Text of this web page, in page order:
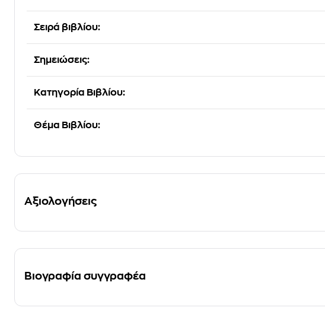
Σειρά βιβλίου:
Σημειώσεις:
Κατηγορία Βιβλίου:
Θέμα Βιβλίου:
Αξιολογήσεις
Βιογραφία συγγραφέα